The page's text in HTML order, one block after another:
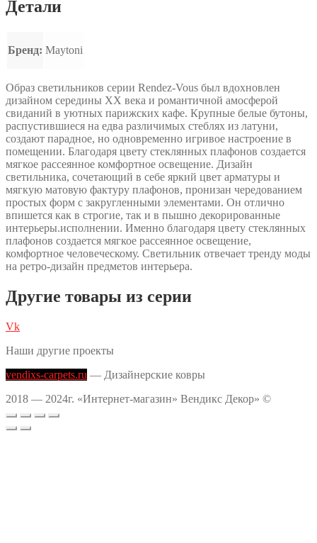
Детали
Бренд: Maytoni
Образ светильников серии Rendez-Vous был вдохновлен
дизайном середины XX века и романтичной амосферой
свиданий в уютных парижских кафе. Крупные белые бутоны,
распустившиеся на едва различимых стеблях из латуни,
создают парадное, но одновременно игривое настроение в
помещении. Благодаря цвету стеклянных плафонов создается
мягкое рассеянное комфортное освещение. Дизайн
светильника, сочетающий в себе яркий цвет арматуры и
мягкую матовую фактуру плафонов, пронизан чередованием
простых форм с закругленными элементами. Он отлично
впишется как в строгие, так и в пышно декорированные
интерьеры.исполнении. Именно благодаря цвету стеклянных
плафонов создается мягкое рассеянное освещение,
комфортное человеческому. Светильник отвечает тренду моды
на ретро-дизайн предметов интерьера.
Другие товары из серии
Vk
Наши другие проекты
vendixs-carpets.ru — Дизайнерские ковры
2018 — 2024г. «Интернет-магазин» Вендикс Декор» ©